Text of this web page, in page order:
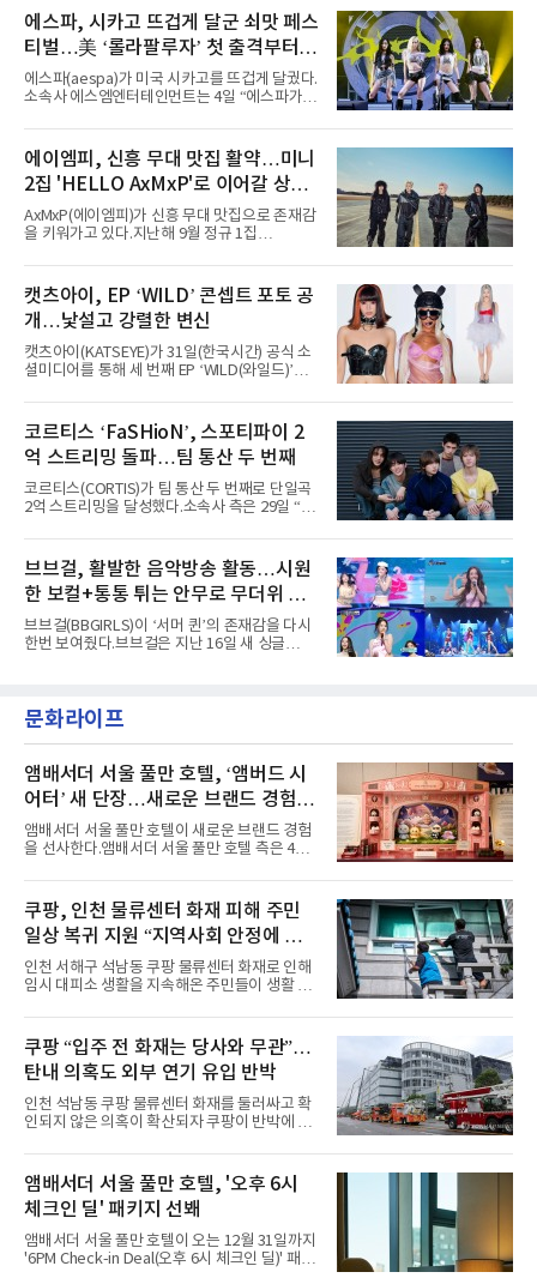
에스파, 시카고 뜨겁게 달군 쇠맛 페스
티벌…美 ‘롤라팔루자’ 첫 출격부터
증명한 존재감
에스파(aespa)가 미국 시카고를 뜨겁게 달궜다.
소속사 에스엠엔터테인먼트는 4일 “에스파가
서 열린 ‘롤라팔루자 시카고’(Lollapalooza
Chicago)의 알리안츠 스테이지에 올랐다”며
“총 14곡으로 구성된 세트리스트를 선사, 데뷔 7
년 차다운 노련한 무대 매너와 파워풀한 에너지
로 현장의 분위기를 압도했다”고 밝혔다.1991
년 시작된 ‘롤라팔루자’는 8개 스테이지, 170여
팀의 아티스트와 40만 명 이상의 관객이 운집하
코르티스 등 K팝 스타들이 출연진 명단에 이름
을 올렸다.이날 에스파는
에이엠피, 신흥 무대 맛집 활약…미니
2집 'HELLO AxMxP'로 이어갈 상승
세
AxMxP(에이엠피)가 신흥 무대 맛집으로 존재감
을 키워가고 있다.지난해 9월 정규 1집
AxMxP는 데뷔 전부터 버스킹과 각종 페스티벌,
공연 무대에 오르며 실전 경험을 쌓아왔다.이들
은 소속사 패밀리 콘서트를 비롯해 '뷰티풀 민트
라이프 2025', '2025 부산국제록페스티벌' 등 대
형 무대에 잇달아 출연해 당찬 에너지와 풋풋한
매력으로 음악팬들의 눈도장을 찍었다.이후
AxMxP는 '카운트다운 판타지 2025-2026',
정적인 실력을 입증했고, 올해 '2026 어썸뮤직
페스티벌', '뷰티풀 민트 라이프 2026', '2026
캣츠아이, EP ‘WILD’ 콘셉트 포토 공
개…낯설고 강렬한 변신
캣츠아이(KATSEYE)가 31일(한국시간) 공식 소
셜미디어를 통해 세 번째 EP ‘WILD(와일드)’의
heart(와일드 하트)’라는 제목이 붙은 콘셉트 포
토에는 멤버들의 본능적이고 야성적인 면모가
강렬하게 담겼다. 짙은 아이섀도와 푸른빛·금빛·
붉은빛의 컬러 렌즈가 비현실적인 분위기를 자
아내고, 여러 원색이 불규칙하게 뒤섞인 멀티컬
러 헤어와 과감한 블루·블랙 립 메이크업이 낯설
고도 매혹적인 비주얼을 완성했다.스타일링 역
엣을 거침없이 결합했다. 멤버들은 각기 다른 개
성을 살린 스타일링을 선
코르티스 ‘FaSHioN’, 스포티파이 2
억 스트리밍 돌파…팀 통산 두 번째
코르티스(CORTIS)가 팀 통산 두 번째로 단일곡
2억 스트리밍을 달성했다.소속사 측은 29일 “코
벌 오디오·음원 스트리밍 플랫폼 스포티파이에
서 27일 자로 누적 재생 수 2억 회를 돌파했
다”고 밝혔다.곡이 발표된 지 약 10개월 만이다.
팀의 첫 번째 2억 스트리밍 곡은 동일 음반에 수
록된 ‘GO!’다. 이 노래는 공개 약 9개월 만인 지
난달 26일 자에 2억 고지를 밟았다. 이는 최근 5
년 내 데뷔한 보이그룹의 곡 중 최단기 2억 달성
했다. “내 티, 5 bucks 바지는, 만원” 등 멤버들
의 라이프 스타일
브브걸, 활발한 음악방송 활동…시원
한 보컬+통통 튀는 안무로 무더위 사
냥
브브걸(BBGIRLS)이 ‘서머 퀸’의 존재감을 다시
한번 보여줬다.브브걸은 지난 16일 새 싱글
MBC '쇼! 음악중심', SBS '인기가요' 등 주요 음
악방송 무대에 올라 화려한 퍼포먼스를 펼쳤다.
력을 앞세워 매 무대 색다른 볼거리를 선사했다.
특히 화사한 파스텔 톤의 비치웨어부터 청량한
마린룩, 햇살 아래 반짝이는 물결을 연상시키는
스커트, 강렬한 붉은 계열의 스타일링까지 각기
다른 매력을 선보였다. 브브걸은 다채로운 여름
패션을 완벽하게 소화하며 보
문화라이프
앰배서더 서울 풀만 호텔, ‘앰버드 시
어터’ 새 단장…새로운 브랜드 경험 선
사
앰배서더 서울 풀만 호텔이 새로운 브랜드 경험
을 선사한다.앰배서더 서울 풀만 호텔 측은 4일
이야기를 담은 인형 극장 콘셉트의 공간 ‘앰버드
시어터(Ambird Theater)’를 새롭게 선보인
다”고 밝혔다.앰배서더 서울 풀만 호텔은 로비
한편에 마련된 앰버드 존을 통해 앰버드의 세계
관을 소개해왔다. 앰버드 존은 앰버드가 우주여
행 중 수집한 다양한 굿즈를 전시한 '앰버드 플래
닛(Ambird Planet)과 계절별 플라워 연출로 사
라 극장을 모티브로 한 데코레이션으로 구성됐
다. 무대 공간 및 티켓 박스
쿠팡, 인천 물류센터 화재 피해 주민
일상 복귀 지원 “지역사회 안정에 총
력”
인천 서해구 석남동 쿠팡 물류센터 화재로 인해
임시 대피소 생활을 지속해온 주민들이 생활 터
필먼트서비스(CFS)가 지난 28일부터 화재 피해
주민을 대상으로 전문 출장 청소서비스 지원에
나섬으로써 본격적인 지역사회 복구 작업이 시
작된 것이다.대피소 주민 중심 청소 접수, 첫날
부터 2가구 지원 완료CFS는 신현초등학교, 신
현북초등학교, 신현여자중학교 등 인천 서해구
관내 임시 대피소 3곳에서 체류해온 화재 피해
민들의 호응 속에 CFS는 즉시 행동에 나섰다. 지
난 28일 오후 전문 청소업체와
쿠팡 “입주 전 화재는 당사와 무관”…
탄내 의혹도 외부 연기 유입 반박
인천 석남동 쿠팡 물류센터 화재를 둘러싸고 확
인되지 않은 의혹이 확산되자 쿠팡이 반박에 나
에 대해서는 외부 화재 연기 유입이라고 설명했
고, 2023년 같은 물류센터에서 발생한 화재에
대해서도 쿠팡 입주 전 공사 과정에서 벌어진 일
이라며 선을 그었다.쿠팡은 21일 인천 물류센터
내부에서 불이 타는 냄새가 났다는 의혹과 관련
해 “사실무근”이라는 입장을 밝혔다.회사 측은
“인근에서 지난 15일 다른 회사에서 발생한 대
앰배서더 서울 풀만 호텔, '오후 6시
체크인 딜' 패키지 선봬
앰배서더 서울 풀만 호텔이 오는 12월 31일까지
'6PM Check-in Deal(오후 6시 체크인 딜)' 패키